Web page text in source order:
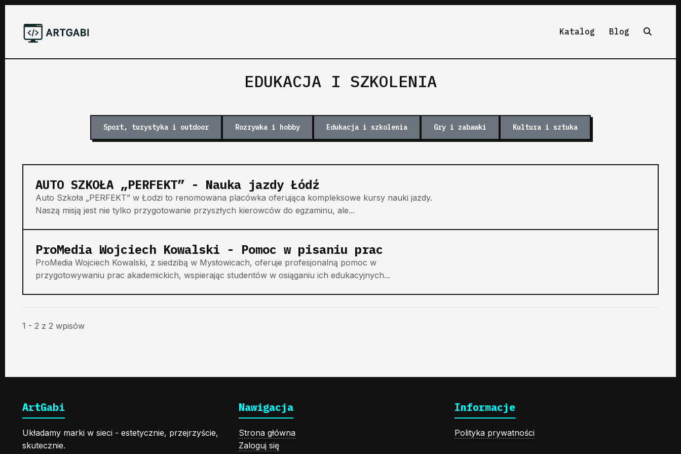
Katalog Blog
EDUKACJA I SZKOLENIA
Sport, turystyka i outdoor Rozrywka i hobby Edukacja i szkolenia Gry i zabawki Kultura i sztuka
AUTO SZKOŁA „PERFEKT” - Nauka jazdy Łódź
Auto Szkoła „PERFEKT” w Łodzi to renomowana placówka oferująca kompleksowe kursy nauki jazdy.
Naszą misją jest nie tylko przygotowanie przyszłych kierowców do egzaminu, ale...
ProMedia Wojciech Kowalski - Pomoc w pisaniu prac
ProMedia Wojciech Kowalski, z siedzibą w Mysłowicach, oferuje profesjonalną pomoc w
przygotowywaniu prac akademickich, wspierając studentów w osiąganiu ich edukacyjnych...
1 - 2 z 2 wpisów
ArtGabi
Układamy marki w sieci - estetycznie, przejrzyście,
skutecznie.
Nawigacja
Strona główna
Zaloguj się
Informacje
Polityka prywatności